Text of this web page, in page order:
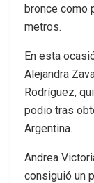
bronce como
metros.
En esta
Alejandra
Rodríguez,
podio tras
Argentina.
Andrea
consiguió un